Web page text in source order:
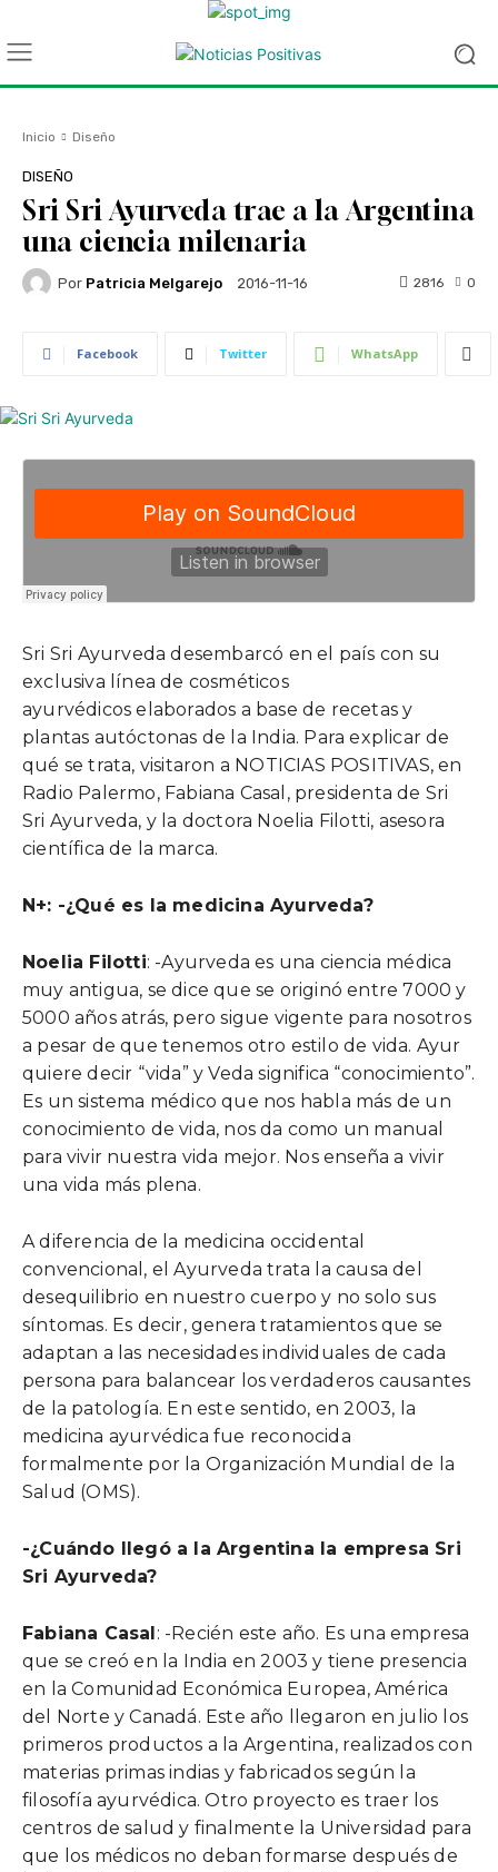
Inicio Diseño
DISEÑO
Sri Sri Ayurveda trae a la Argentina
una ciencia milenaria
Por Patricia Melgarejo 2016-11-16 0
2816
Facebook Twitter WhatsApp
Sri Sri Ayurveda desembarcó en el país con su
exclusiva línea de cosméticos
ayurvédicos elaborados a base de recetas y
plantas autóctonas de la India. Para explicar de
qué se trata, visitaron a NOTICIAS POSITIVAS, en
Radio Palermo, Fabiana Casal, presidenta de Sri
Sri Ayurveda, y la doctora Noelia Filotti, asesora
científica de la marca.
N+: -¿Qué es la medicina Ayurveda?
Noelia Filotti: -Ayurveda es una ciencia médica
muy antigua, se dice que se originó entre 7000 y
5000 años atrás, pero sigue vigente para nosotros
a pesar de que tenemos otro estilo de vida. Ayur
quiere decir “vida” y Veda significa “conocimiento”.
Es un sistema médico que nos habla más de un
conocimiento de vida, nos da como un manual
para vivir nuestra vida mejor. Nos enseña a vivir
una vida más plena.
A diferencia de la medicina occidental
convencional, el Ayurveda trata la causa del
desequilibrio en nuestro cuerpo y no solo sus
síntomas. Es decir, genera tratamientos que se
adaptan a las necesidades individuales de cada
persona para balancear los verdaderos causantes
de la patología. En este sentido, en 2003, la
medicina ayurvédica fue reconocida
formalmente por la Organización Mundial de la
Salud (OMS).
-¿Cuándo llegó a la Argentina la empresa Sri
Sri Ayurveda?
Fabiana Casal: -Recién este año. Es una empresa
que se creó en la India en 2003 y tiene presencia
en la Comunidad Económica Europea, América
del Norte y Canadá. Este año llegaron en julio los
primeros productos a la Argentina, realizados con
materias primas indias y fabricados según la
filosofía ayurvédica. Otro proyecto es traer los
centros de salud y finalmente la Universidad para
que los médicos no deban formarse después de